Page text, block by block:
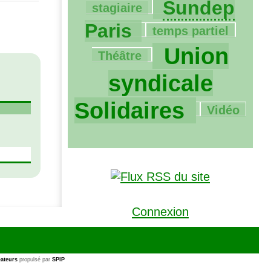
stagiaire
Sundep
Paris
4/1193 temps partiel
30/1193
Théâtre
1193/1193
Union
syndicale
Solidaires
96/1193
Vidéo
Connexion
propulsé par SPIP